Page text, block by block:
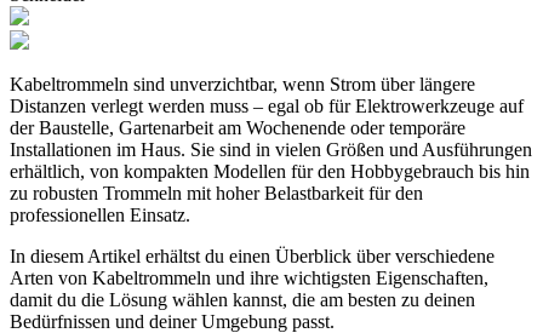
Kabeltrommeln sind unverzichtbar, wenn Strom über längere
Distanzen verlegt werden muss – egal ob für Elektrowerkzeuge auf
der Baustelle, Gartenarbeit am Wochenende oder temporäre
Installationen im Haus. Sie sind in vielen Größen und Ausführungen
erhältlich, von kompakten Modellen für den Hobbygebrauch bis hin
zu robusten Trommeln mit hoher Belastbarkeit für den
professionellen Einsatz.
In diesem Artikel erhältst du einen Überblick über verschiedene
Arten von Kabeltrommeln und ihre wichtigsten Eigenschaften,
damit du die Lösung wählen kannst, die am besten zu deinen
Bedürfnissen und deiner Umgebung passt.